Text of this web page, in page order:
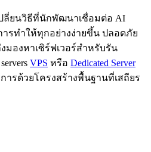
เปลี่ยนวิธีที่นักพัฒนาเชื่อมต่อ AI
ารทำให้ทุกอย่างง่ายขึ้น ปลอดภัย
องหาเซิร์ฟเวอร์สำหรับรัน
VPS หรือ Dedicated Server
ารด้วยโครงสร้างพื้นฐานที่เสถียร